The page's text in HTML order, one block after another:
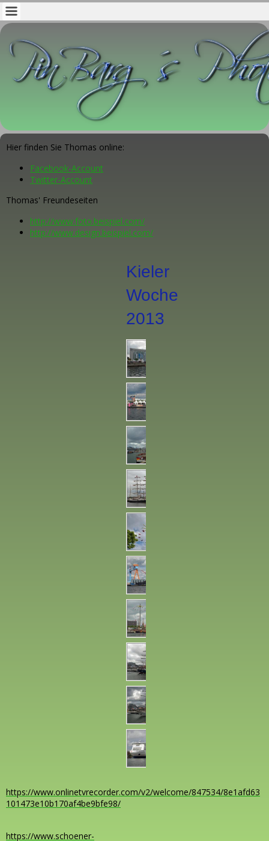
Hier finden Sie Thomas online:
Facebook-Account
Twitter-Account
Thomas' Freundeseiten
http://www.foto.beispiel.com/
http://www.design.beispiel.com/
Kieler
Woche
2013
https://www.onlinetvrecorder.com/v2/welcome/847534/8e1afd63
101473e10b170af4be9bfe98/
https://www.schoener-